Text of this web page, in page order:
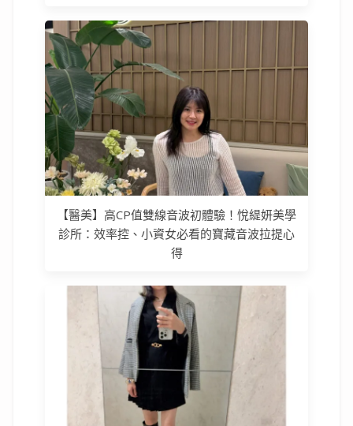
【醫美】高CP值雙線音波初體驗！悅緹妍美學
診所：效率控、小資女必看的寶藏音波拉提心
得